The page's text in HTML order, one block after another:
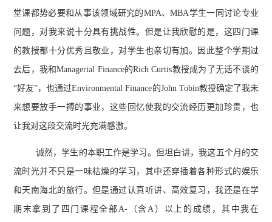
堂课都势必要和从事该领域研究的MPA、MBA学生一同讨论专业
问题，对我来说十分具有挑战性。但是让我欣慰的是，这四门课
的教授都十分优秀且敬业，对学生也亲切有加。因此整个学期过
去后，我和Managerial Finance的Rich Curtis教授成为了无话不谈的
“好友”，也通过Environmental Finance的John Tobin教授确定了我未
来想要放手一搏的事业，这些回忆使我的交流经历更加珍贵，也
让我对这段交流时光充满感激。
诚然，学生的本职工作是学习。但坦白讲，我这五个月的交
流时光并不只是一味枯燥的学习，其中还穿插着各种形式的娱乐
和天南海北的旅行。但是通过认真听讲、高效复习，我还是在学
期末拿到了四门课程全部A-（含A）以上的成绩，其中我在